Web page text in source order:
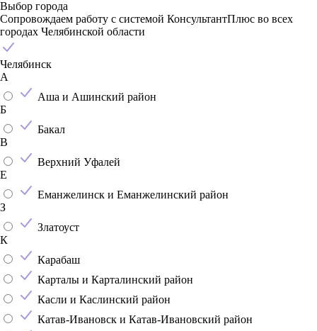
Выбор города
Сопровождаем работу с системой КонсультантПлюс во всех
городах Челябинской области
Челябинск
А
Аша и Ашинский район
Б
Бакал
В
Верхний Уфалей
Е
Еманжелинск и Еманжелинский район
З
Златоуст
К
Карабаш
Карталы и Карталинский район
Касли и Каслинский район
Катав-Ивановск и Катав-Ивановский район